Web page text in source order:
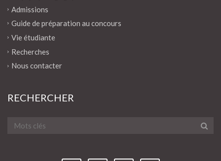
Admissions
Guide de préparation au concours
Vie étudiante
Recherches
Nous contacter
RECHERCHER